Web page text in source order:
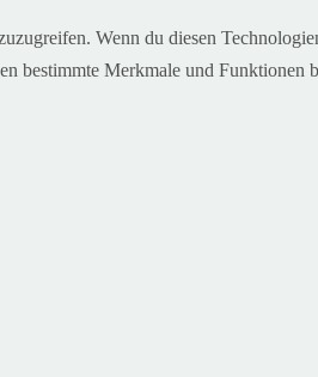
Wenn du diesen
bestimmte Merkmale und Funktionen